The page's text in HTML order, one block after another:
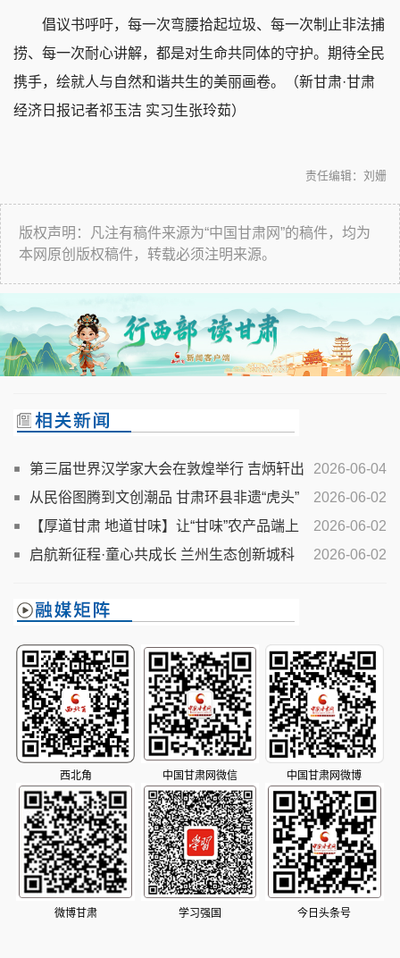
倡议书呼吁，每一次弯腰拾起垃圾、每一次制止非法捕
捞、每一次耐心讲解，都是对生命共同体的守护。期待全民
携手，绘就人与自然和谐共生的美丽画卷。（新甘肃·甘肃
经济日报记者祁玉洁 实习生张玲茹）
责任编辑：刘姗
版权声明：凡注有稿件来源为“中国甘肃网”的稿件，均为
本网原创版权稿件，转载必须注明来源。
2026-06-04
第三届世界汉学家大会在敦煌举行 吉炳轩出
席并作主旨讲话 胡昌升刘海星致辞
2026-06-02
从民俗图腾到文创潮品 甘肃环县非遗“虎头”
元素焕发新活力
2026-06-02
【厚道甘肃 地道甘味】让“甘味”农产品端上
海外餐桌——“甘味”会世界兰州牛肉拉面邂逅外交使节活
2026-06-02
启航新征程·童心共成长 兰州生态创新城科
西北角 中国甘肃网微信 中国甘肃网微博
微博甘肃 学习强国 今日头条号